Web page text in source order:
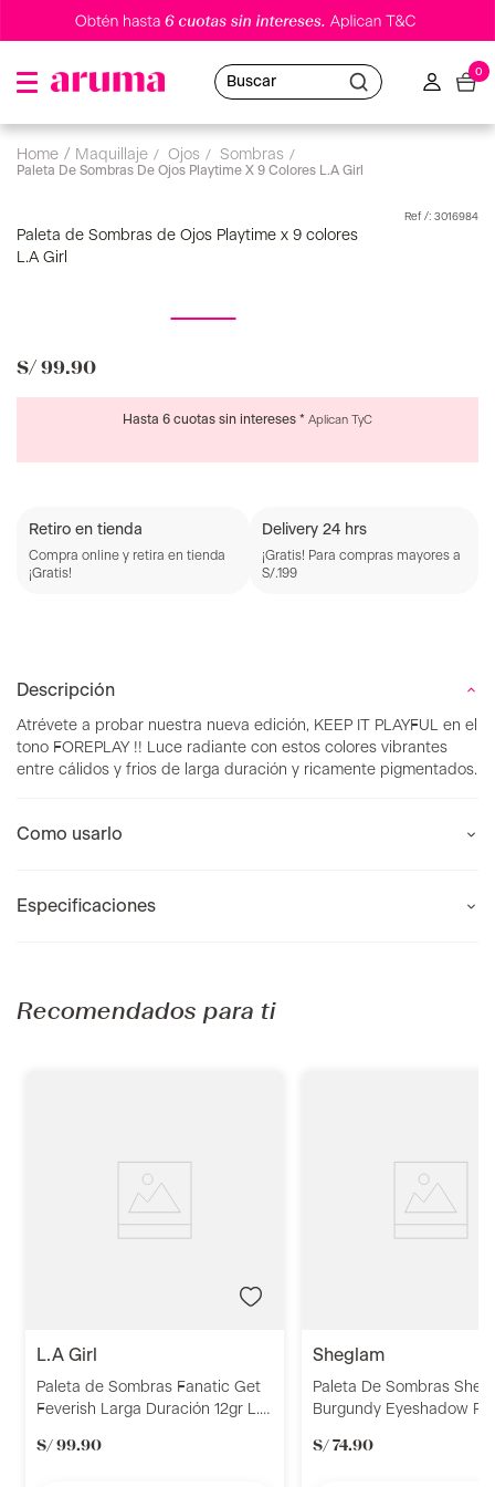
Buscar
0
maquillaje ojos sombras
Paleta De Sombras De Ojos Playtime X 9 Colores L.A Girl
: 3016984
Paleta de Sombras de Ojos Playtime x 9 colores
L.A Girl
S/ 99.90
Hasta 6 cuotas sin intereses * Aplican TyC
Retiro en tienda
Compra online y retira en tienda
¡Gratis!
Delivery 24 hrs
¡Gratis! Para compras mayores a
S/.199
Descripción
Atrévete a probar nuestra nueva edición, KEEP IT PLAYFUL en el
tono FOREPLAY !! Luce radiante con estos colores vibrantes
entre cálidos y frios de larga duración y ricamente pigmentados.
Como usarlo
Especificaciones
Recomendados para ti
l.a girl
Paleta de Sombras Fanatic Get
Feverish Larga Duración 12gr L.A
S/ 99.90
sheglam
Paleta De Sombras
Burgundy Eyeshadow
S/ 74.90